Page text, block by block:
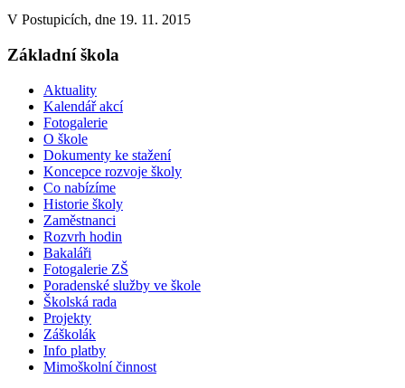
V Postupicích, dne 19. 11. 2015
Základní škola
Aktuality
Kalendář akcí
Fotogalerie
O škole
Dokumenty ke stažení
Koncepce rozvoje školy
Co nabízíme
Historie školy
Zaměstnanci
Rozvrh hodin
Bakaláři
Fotogalerie ZŠ
Poradenské služby ve škole
Školská rada
Projekty
Záškolák
Info platby
Mimoškolní činnost